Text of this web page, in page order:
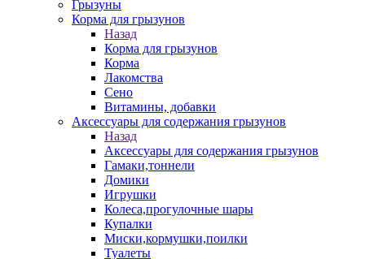
Грызуны
Корма для грызунов
Назад
Корма для грызунов
Корма
Лакомства
Сено
Витамины, добавки
Аксессуары для содержания грызунов
Назад
Аксессуары для содержания грызунов
Гамаки,тоннели
Домики
Игрушки
Колеса,прогулочные шары
Купалки
Миски,кормушки,поилки
Туалеты